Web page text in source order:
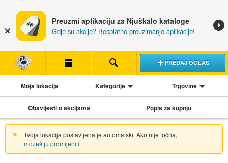
Preuzmi aplikaciju za Njuškalo kataloge
Gdje su akcije? Besplatno preuzimanje aplikacije!
PREDAJ OGLAS
Moja lokacija Kategorije Trgovine
Obavijesti o akcijama Popis za kupnju
Tvoja lokacija postavljena je automatski. Ako nije točna,
možeš ju promijeniti.